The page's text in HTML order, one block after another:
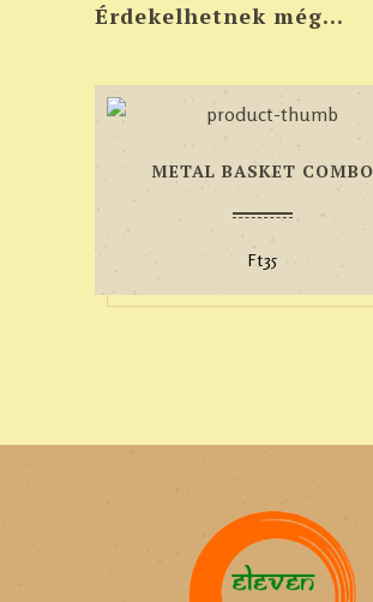
Érdekelhetnek még…
METAL BASKET COMBO
Ft35